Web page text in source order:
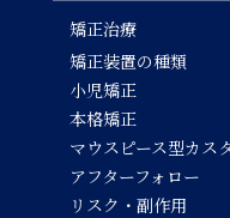
矯正治療
矯正装置の種類
小児矯正
本格矯正
マウスピース型カス
アフターフォロー
リスク・副作用